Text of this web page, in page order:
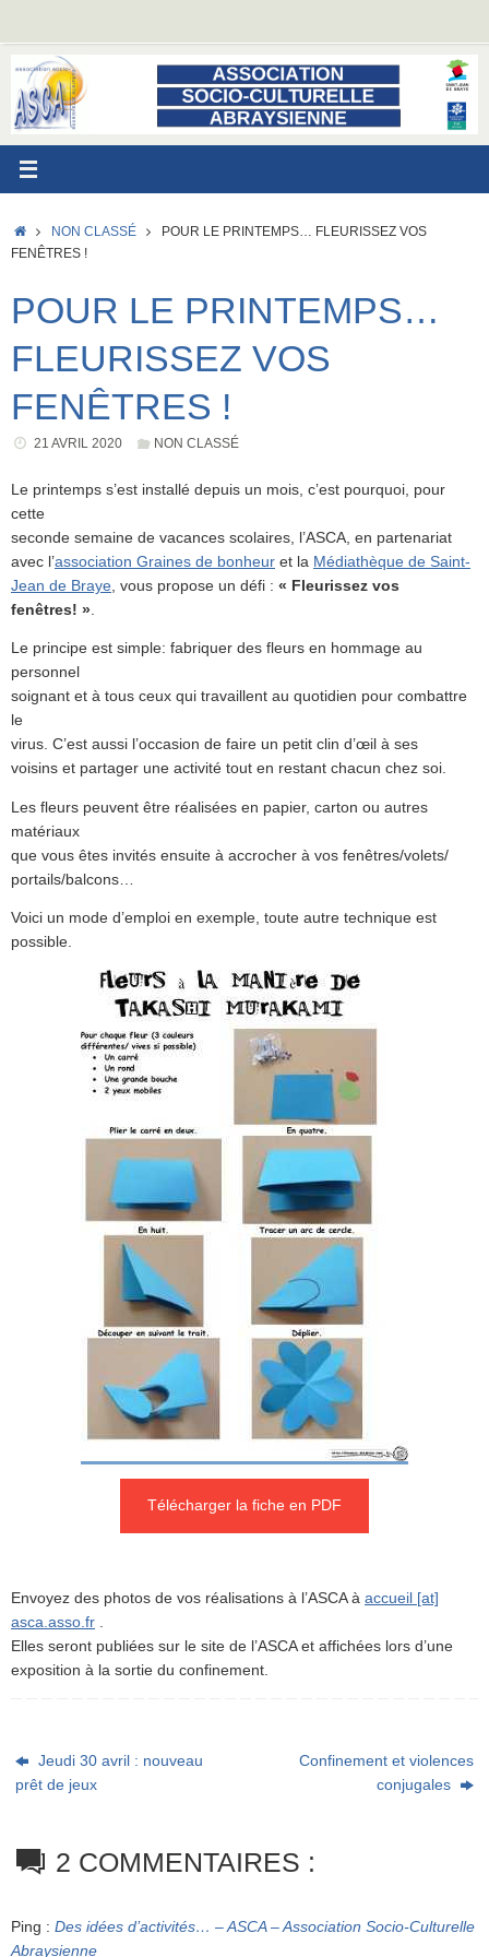
contenu
ACCUEIL
NON CLASSÉ
POUR LE PRINTEMPS… FLEURISSEZ VOS
FENÊTRES !
POUR LE PRINTEMPS…
FLEURISSEZ VOS
FENÊTRES !
21 AVRIL 2020 NON CLASSÉ
Le printemps s’est installé depuis un mois, c’est pourquoi, pour
cette
seconde semaine de vacances scolaires, l’ASCA, en partenariat
avec l’association Graines de bonheur et la Médiathèque de Saint-
Jean de Braye , vous propose un défi : « Fleurissez vos
fenêtres! »
Le principe est simple: fabriquer des fleurs en hommage au
personnel
soignant et à tous ceux qui travaillent au quotidien pour combattre
le
virus. C’est aussi l’occasion de faire un petit clin d’œil à ses
voisins et partager une activité tout en restant chacun chez soi.
Les fleurs peuvent être réalisées en papier, carton ou autres
matériaux
que vous êtes invités ensuite à accrocher à vos fenêtres/volets/
portails/balcons…
Voici un mode d’emploi en exemple, toute autre technique est
possible.
Télécharger la fiche en PDF
Envoyez des photos de vos réalisations à l’ASCA à accueil [at]
asca.asso.fr .
Elles seront publiées sur le site de l’ASCA et affichées lors d’une
exposition à la sortie du confinement.
Jeudi 30 avril : nouveau
prêt de jeux
Confinement et violences
conjugales
2 COMMENTAIRES :
Ping : Des idées d’activités… – ASCA – Association Socio-Culturelle
Abraysienne